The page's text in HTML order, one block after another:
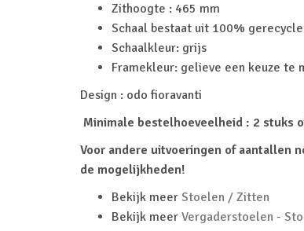
Zithoogte : 465 mm
Schaal bestaat uit 100%
Schaalkleur: grijs
Framekleur: gelieve een keuze te
Design : odo fioravanti
Minimale bestelhoeveelheid : 2 stuks
Voor andere uitvoeringen of aantallen
de mogelijkheden!
Bekijk meer Stoelen / Zitten
Bekijk meer Vergaderstoelen -